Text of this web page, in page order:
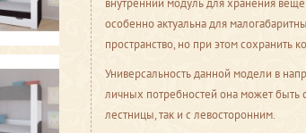
внутренний модуль для хранения
особенно актуальна для
пространство, но при этом сохранить
Универсальность данной модели в
личных потребностей она может быть
лестницы, так и с левосторонним.